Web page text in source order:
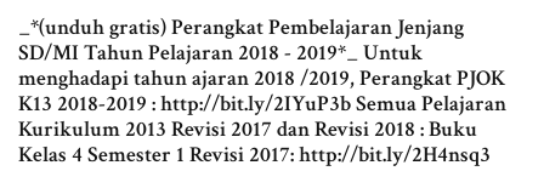
_*(unduh gratis) Perangkat Pembelajaran Jenjang
SD/MI Tahun Pelajaran 2018 - 2019*_ Untuk
menghadapi tahun ajaran 2018 /2019, Perangkat PJOK
K13 2018-2019 : http://bit.ly/2IYuP3b Semua Pelajaran
Kurikulum 2013 Revisi 2017 dan Revisi 2018 : Buku
Kelas 4 Semester 1 Revisi 2017: http://bit.ly/2H4nsq3